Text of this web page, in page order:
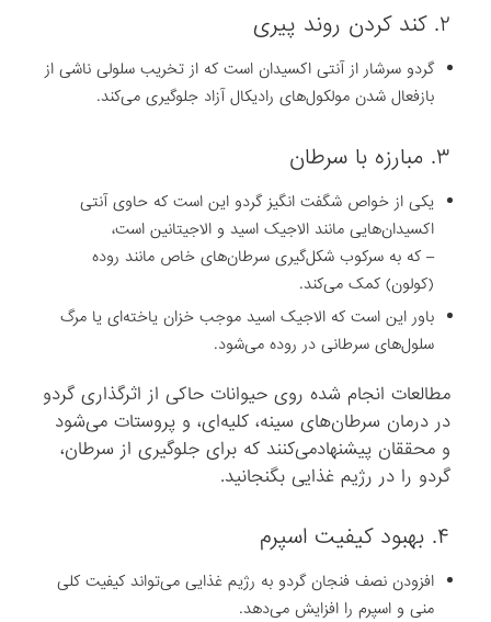
۲. کند کردن روند پیری
گردو سرشار از آنتی اکسیدان است که از تخریب سلولی ناشی از
بازفعال شدن مولکول‌های رادیکال آزاد جلوگیری می‌کند.
۳. مبارزه با سرطان
یکی از خواص شگفت انگیز گردو این است که حاوی آنتی
اکسیدان‌هایی مانند الاجیک اسید و الاجیتانین است،
– که به سرکوب شکل‌گیری سرطان‌های خاص مانند روده
(کولون) کمک می‌کند.
باور این است که الاجیک اسید موجب خزان یاخته‌ای یا مرگ
سلول‌های سرطانی در روده می‌شود.
مطالعات انجام شده روی حیوانات حاکی از اثرگذاری گردو
در درمان سرطان‌های سینه، کلیه‌ای، و پروستات می‌شود
و محققان پیشنهادمی‌کنند که برای جلوگیری از سرطان،
گردو را در رژیم غذایی بگنجانید.
۴. بهبود کیفیت اسپرم
افزودن نصف فنجان گردو به رژیم غذایی می‌تواند کیفیت کلی
منی و اسپرم را افزایش می‌دهد.